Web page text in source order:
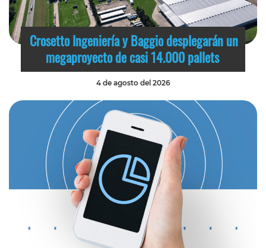
Crosetto Ingeniería y Baggio desplegarán un
megaproyecto de casi 14.000 pallets
4 de agosto del 2026